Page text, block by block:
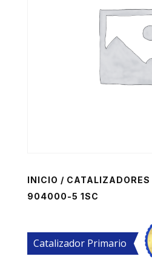
INICIO / CATALIZADORES
904000-5 1SC
Catalizador Primario